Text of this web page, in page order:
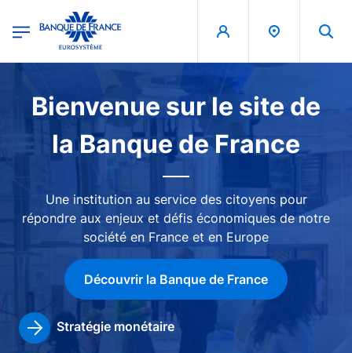
Banque de France - Menu Principal
Bienvenue sur le site de
la Banque de France
Une institution au service des citoyens pour
répondre aux enjeux et défis économiques de notre
société en France et en Europe
Découvrir la Banque de France
Stratégie monétaire